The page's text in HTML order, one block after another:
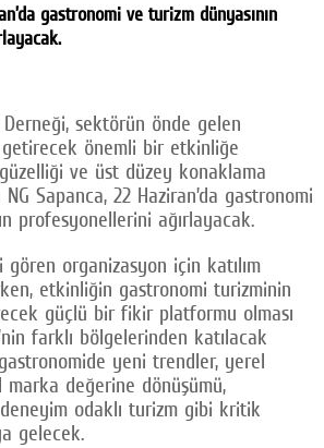
gastronomi ve turizm dünyasının
sektörün önde gelen
önemli bir etkinliğe
güzelliği ve üst düzey konaklama
Sapanca, 22 Haziran’da gastronomi
profesyonellerini ağırlayacak.
organizasyon için katılım
etkinliğin gastronomi turizminin
güçlü bir fikir platformu olması
farklı bölgelerinden katılacak
yeni trendler, yerel
marka değerine dönüşümü,
odaklı turizm gibi kritik
gelecek.